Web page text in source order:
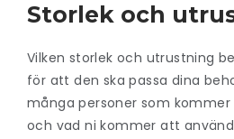
Storlek och
Vilken storlek och utrustning
för att den ska passa dina
många personer som
och vad ni kommer att